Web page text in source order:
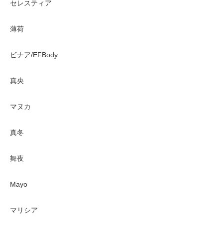
セレスティア
薄荷
ビナア/EFBody
真央
マヌカ
真冬
舞夜
Mayo
マリシア